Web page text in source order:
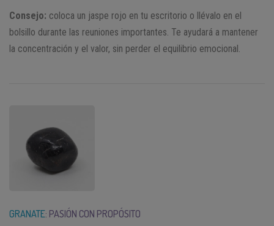
Consejo: coloca un jaspe rojo en tu escritorio o llévalo en el
bolsillo durante las reuniones importantes. Te ayudará a mantener
la concentración y el valor, sin perder el equilibrio emocional.
GRANATE: PASIÓN CON PROPÓSITO